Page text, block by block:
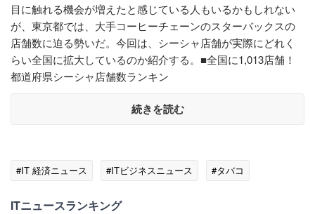
目に触れる機会が増えたと感じている人もいるかもしれない
が、東京都では、大手コーヒーチェーンのスターバックスの
店舗数に迫る勢いだ。今回は、シーシャ店舗が実際にどれく
らい全国に拡大しているのか紹介する。■全国に1,013店舗！
都道府県シーシャ店舗数ランキン
続きを読む
#IT 経済ニュース #ITビジネスニュース #タバコ
ITニュースランキング